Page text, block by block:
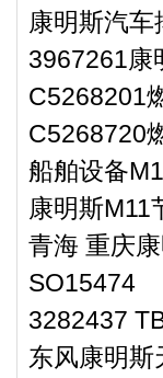
康明斯汽
3967261康
C5268201
C5268720
船舶设备
康明斯M11
青海 重庆
SO15474
3282437
东风康明